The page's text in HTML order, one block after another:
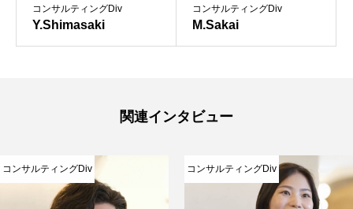
コンサルティングDiv
Y.Shimasaki
コンサルティングDiv
M.Sakai
関連インタビュー
コンサルティングDiv コンサルティングDiv